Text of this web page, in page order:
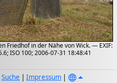
Friedhof in der Nähe von Wick. — EXIF:
ISO 100; 2006-07-31 18:48:41
Suche |Impressum |